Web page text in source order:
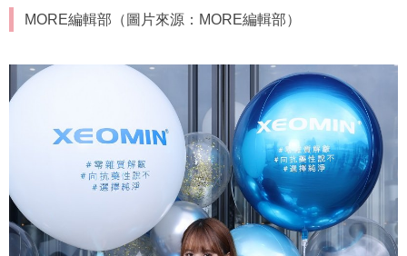
MORE編輯部（圖片來源：MORE編輯部）